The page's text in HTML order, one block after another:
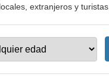
extranjeros y turistas.